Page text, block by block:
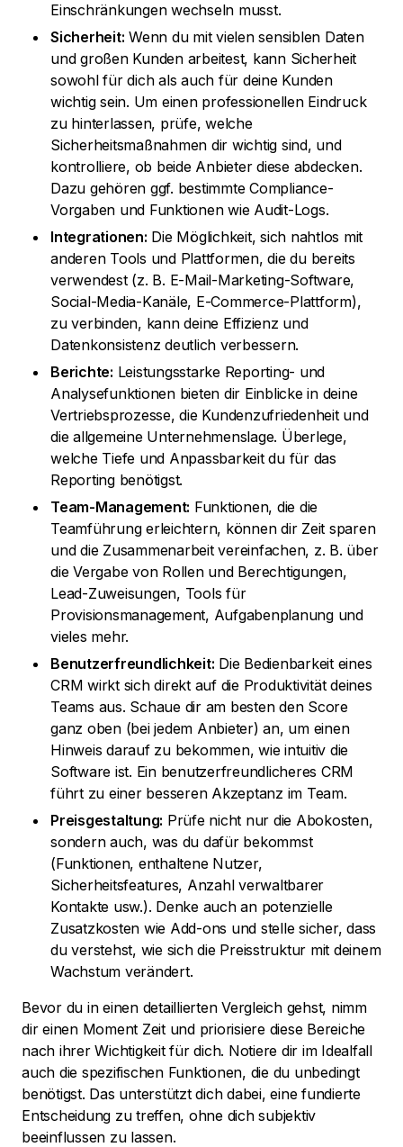
Einschränkungen wechseln musst.
Sicherheit: Wenn du mit vielen sensiblen Daten
und großen Kunden arbeitest, kann Sicherheit
sowohl für dich als auch für deine Kunden
wichtig sein. Um einen professionellen Eindruck
zu hinterlassen, prüfe, welche
Sicherheitsmaßnahmen dir wichtig sind, und
kontrolliere, ob beide Anbieter diese abdecken.
Dazu gehören ggf. bestimmte Compliance-
Vorgaben und Funktionen wie Audit-Logs.
Integrationen: Die Möglichkeit, sich nahtlos mit
anderen Tools und Plattformen, die du bereits
verwendest (z. B. E-Mail-Marketing-Software,
Social-Media-Kanäle, E-Commerce-Plattform),
zu verbinden, kann deine Effizienz und
Datenkonsistenz deutlich verbessern.
Berichte: Leistungsstarke Reporting- und
Analysefunktionen bieten dir Einblicke in deine
Vertriebsprozesse, die Kundenzufriedenheit und
die allgemeine Unternehmenslage. Überlege,
welche Tiefe und Anpassbarkeit du für das
Reporting benötigst.
Team-Management: Funktionen, die die
Teamführung erleichtern, können dir Zeit sparen
und die Zusammenarbeit vereinfachen, z. B. über
die Vergabe von Rollen und Berechtigungen,
Lead-Zuweisungen, Tools für
Provisionsmanagement, Aufgabenplanung und
vieles mehr.
Benutzerfreundlichkeit: Die Bedienbarkeit eines
CRM wirkt sich direkt auf die Produktivität deines
Teams aus. Schaue dir am besten den Score
ganz oben (bei jedem Anbieter) an, um einen
Hinweis darauf zu bekommen, wie intuitiv die
Software ist. Ein benutzerfreundlicheres CRM
führt zu einer besseren Akzeptanz im Team.
Preisgestaltung: Prüfe nicht nur die Abokosten,
sondern auch, was du dafür bekommst
(Funktionen, enthaltene Nutzer,
Sicherheitsfeatures, Anzahl verwaltbarer
Kontakte usw.). Denke auch an potenzielle
Zusatzkosten wie Add-ons und stelle sicher, dass
du verstehst, wie sich die Preisstruktur mit deinem
Wachstum verändert.
Bevor du in einen detaillierten Vergleich gehst, nimm
dir einen Moment Zeit und priorisiere diese Bereiche
nach ihrer Wichtigkeit für dich. Notiere dir im Idealfall
auch die spezifischen Funktionen, die du unbedingt
benötigst. Das unterstützt dich dabei, eine fundierte
Entscheidung zu treffen, ohne dich subjektiv
beeinflussen zu lassen.